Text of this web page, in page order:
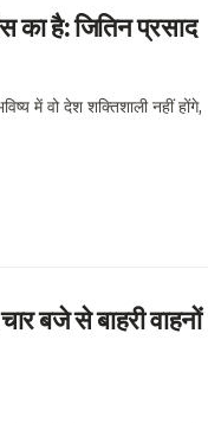
का है: जितिन प्रसाद
में वो देश शक्तिशाली नहीं होंगे,
बजे से बाहरी वाहनों